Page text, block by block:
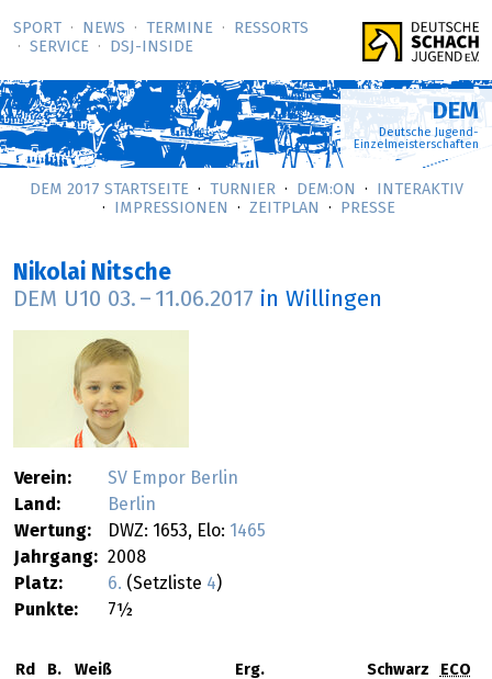
SPORT NEWS TERMINE
RESSORTS
SERVICE
DSJ-­INSIDE
DEM
Deutsche Jugend-
Einzelmeisterschaften
DEM 2017 STARTSEITE TURNIER DEM:ON
INTERAKTIV
IMPRESSIONEN
ZEITPLAN PRESSE
Nikolai Nitsche
DEM U10 03. – 11.06.2017 in Willingen
Verein:
SV Empor Berlin
Land:
Berlin
Wertung:
DWZ: 1653, Elo: 1465
Jahrgang: 2008
Platz:
6. (Setzliste 4)
Punkte:
7½
Rd B. Weiß Erg. Schwarz
ECO